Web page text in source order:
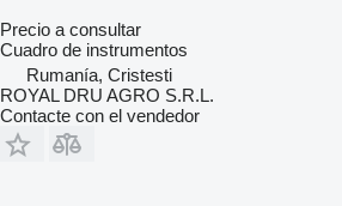
Precio a consultar
Cuadro de instrumentos
Rumanía, Cristesti
ROYAL DRU AGRO S.R.L.
Contacte con el vendedor